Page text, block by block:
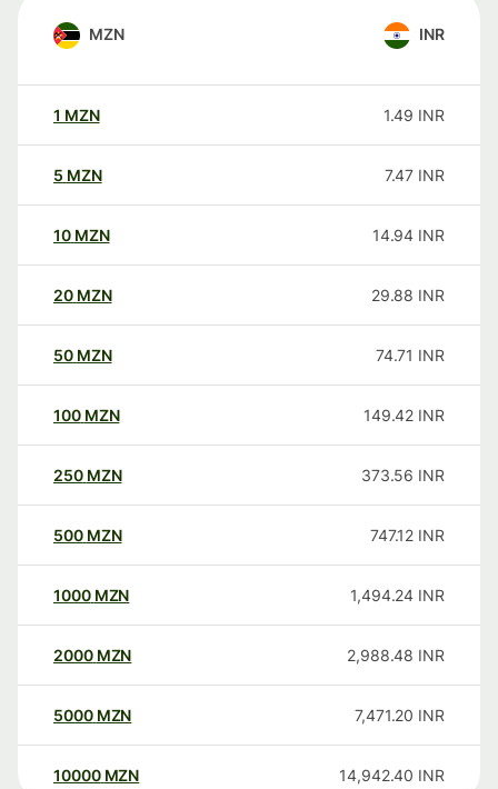
MZN INR
1 MZN 1.49 INR
5 MZN 7.47 INR
10 MZN 14.94 INR
20 MZN 29.88 INR
50 MZN 74.71 INR
100 MZN 149.42 INR
250 MZN 373.56 INR
500 MZN 747.12 INR
1000 MZN 1,494.24 INR
2000 MZN 2,988.48 INR
5000 MZN 7,471.20 INR
10000 MZN 14,942.40 INR